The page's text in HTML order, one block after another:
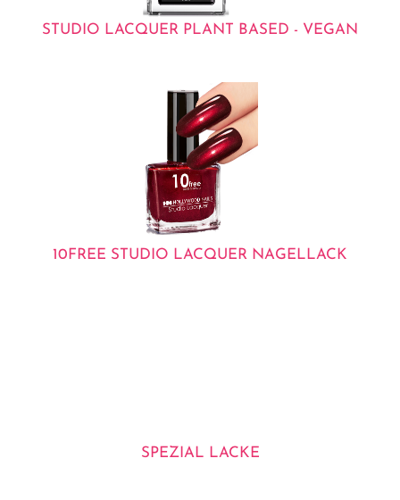
STUDIO LACQUER PLANT BASED - VEGAN
10FREE STUDIO LACQUER NAGELLACK
SPEZIAL LACKE